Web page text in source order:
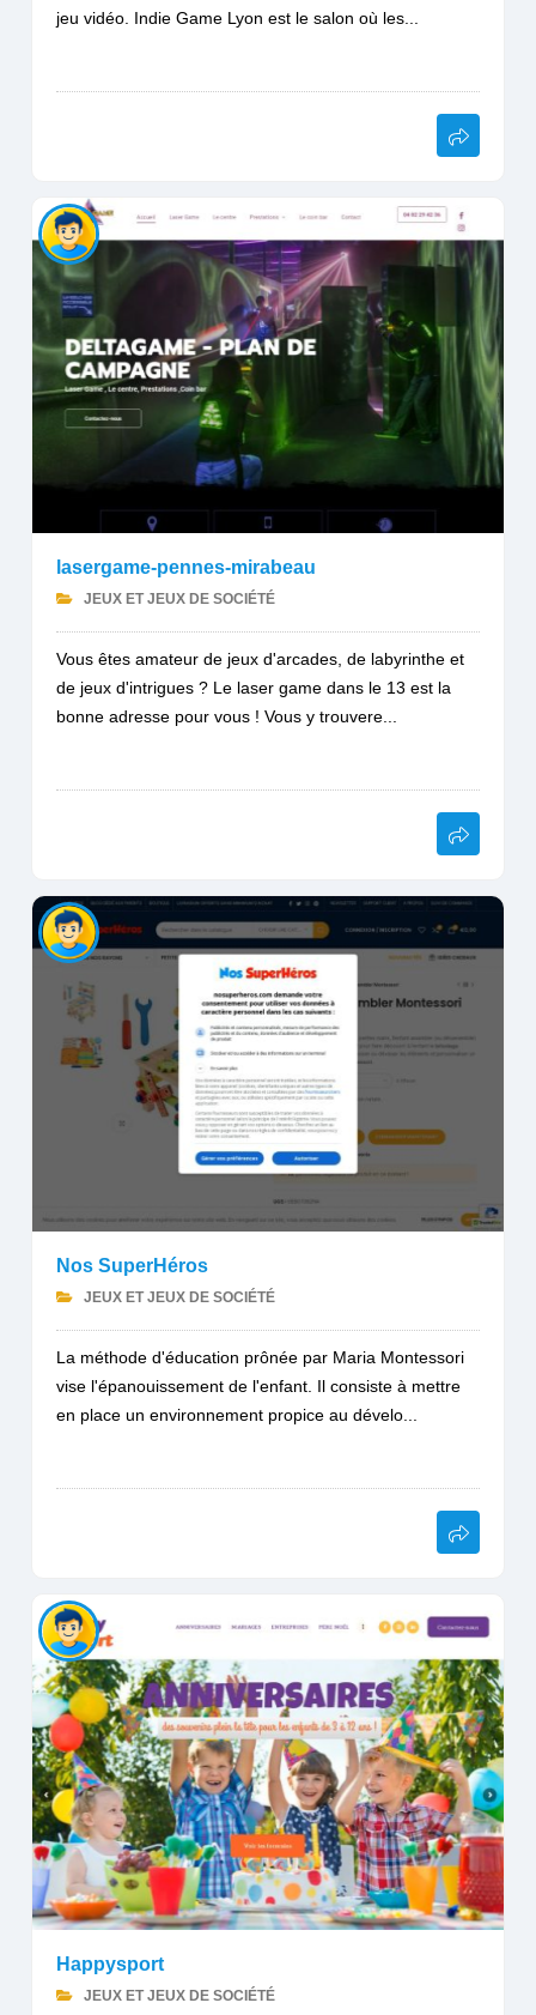
jeu vidéo. Indie Game Lyon est le salon où les...
lasergame-pennes-mirabeau
JEUX ET JEUX DE SOCIÉTÉ
Vous êtes amateur de jeux d'arcades, de labyrinthe et
de jeux d'intrigues ? Le laser game dans le 13 est la
bonne adresse pour vous ! Vous y trouvere...
Nos SuperHéros
JEUX ET JEUX DE SOCIÉTÉ
La méthode d'éducation prônée par Maria Montessori
vise l'épanouissement de l'enfant. Il consiste à mettre
en place un environnement propice au dévelo...
Happysport
JEUX ET JEUX DE SOCIÉTÉ